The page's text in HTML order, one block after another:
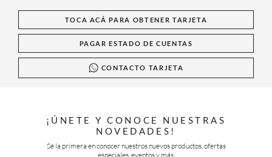
TOCA ACÁ PARA OBTENER TARJETA
PAGAR ESTADO DE CUENTAS
CONTACTO TARJETA
¡ÚNETE Y CONOCE NUESTRAS
NOVEDADES!
Sé la primera en conocer nuestros nuevos productos, ofertas
especiales, eventos y más.